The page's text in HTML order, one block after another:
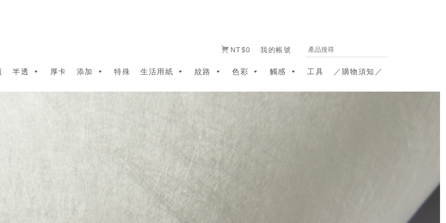
NT$0 我的帳號
半透 厚卡 添加 特殊 生活用紙 紋路 色彩 觸感 工具 ／購物須知／